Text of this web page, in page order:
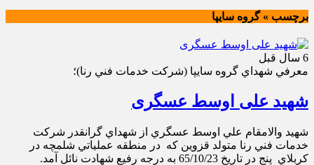
برچسب » گروه سايپا
6 سال قبل
معرفي شهداي گروه سايپا (شركت خدمات فني رنا)؛
شهید علی اوسط عسگری
شهيد والامقام علي اوسط عسگري از شهداي گرانقدر شركت
خدمات فني رنا متولد قزوين كه در منطقه عملياتي شلمچه در
كربلاي پنج در تاريخ 65/10/23 به درجه رفيع شهادت نائل آمد.